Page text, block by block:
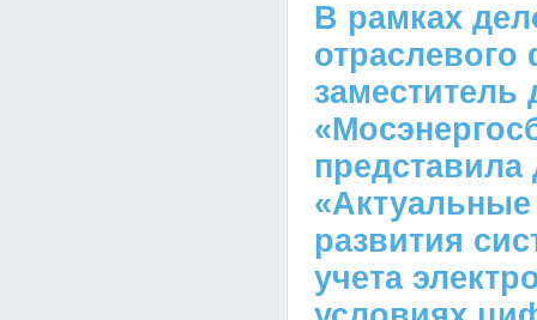
В рамках
представила
развития
учета